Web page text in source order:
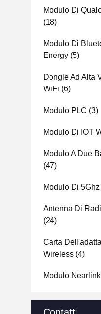
Modulo Di
(18)
Modulo Di
Energy (5)
Dongle Ad Alta
WiFi (6)
Modulo PLC (3)
Modulo Di IOT
Modulo A Due
(47)
Modulo Di
Antenna Di
(24)
Carta
Wireless (4)
Modulo Nearlink